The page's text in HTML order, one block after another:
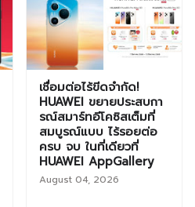
เชื่อมต่อไร้ขีดจำกัด!
HUAWEI ขยายประสบกา
รณ์สมาร์ทอีโคซิสเต็มที่
สมบูรณ์แบบ ไร้รอยต่อ
ครบ จบ ในที่เดียวที่
HUAWEI AppGallery
August 04, 2026